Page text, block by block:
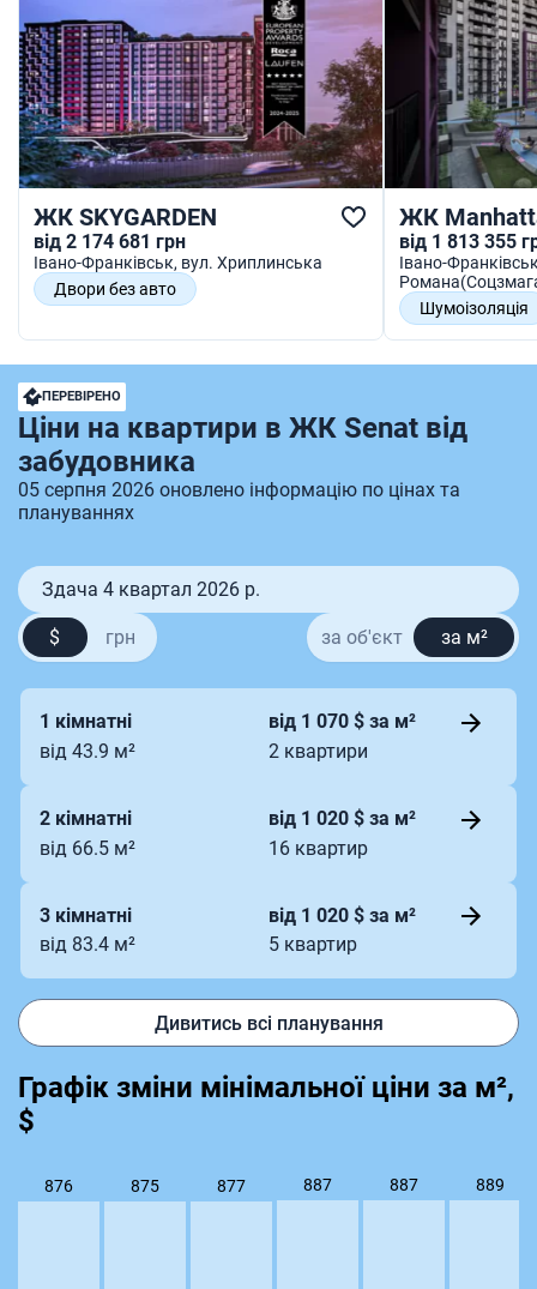
ЖК SKYGARDEN
від 2 174 681 грн
Івано-Франківськ, вул. Хриплинська
Двори без авто
Квартири з терасами
ЖК
від 1 813 355
Івано-
Шумоізоляція
ПЕРЕВІРЕНО
Ціни на квартири в ЖК Senat від
забудовника
05 серпня 2026 оновлено інформацію по цінах та
плануваннях
Здача 4 квартал 2026 р.
$ грн за об'єкт за м²
1 кімнатні
від 1 070 $ за м²
від 43.9 м²
2 квартири
2 кімнатні
від 1 020 $ за м²
від 66.5 м²
16 квартир
3 кімнатні
від 1 020 $ за м²
від 83.4 м²
5 квартир
Дивитись всі планування
Графік зміни мінімальної ціни за м²,
$
876 875 877 887 887 889